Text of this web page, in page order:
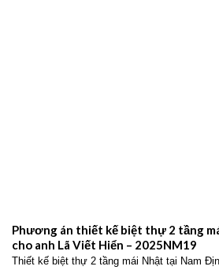
Phương án thiết kế biệt thự 2 tầng
cho anh Lã Viết Hiển – 2025NM19
Thiết kế biệt thự 2 tầng mái Nhật tại Nam